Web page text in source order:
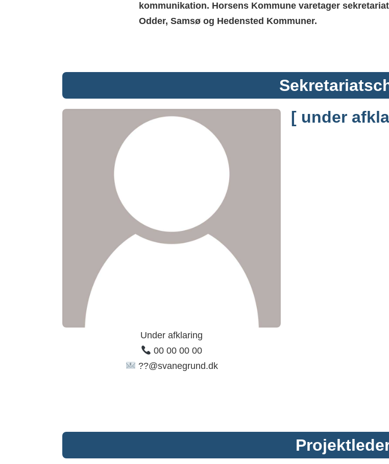
kommunikation. Horsens Kommune varetager
Odder, Samsø og Hedensted Kommuner.
Under afklaring
00 00 00 00
??@svanegrund.dk
[ under